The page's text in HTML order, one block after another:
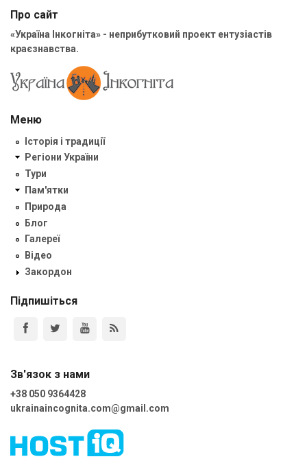
Про сайт
«Україна Інкогніта» - неприбутковий проект ентузіастів
краєзнавства.
Меню
Історія і традиції
Регіони України
Тури
Пам'ятки
Природа
Блог
Галереї
Відео
Закордон
Підпишіться
Зв'язок з нами
+38 050 9364428
ukrainaincognita.com@gmail.com